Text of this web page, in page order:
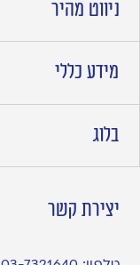
ניווט מהיר
מידע כללי
בלוג
יצירת קשר